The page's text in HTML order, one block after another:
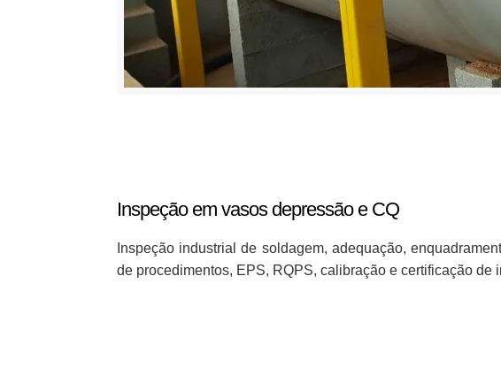
Inspeção em vasos depressão e CQ
Inspeção industrial de soldagem, adequação,
de procedimentos, EPS, RQPS, calibração e certificação de